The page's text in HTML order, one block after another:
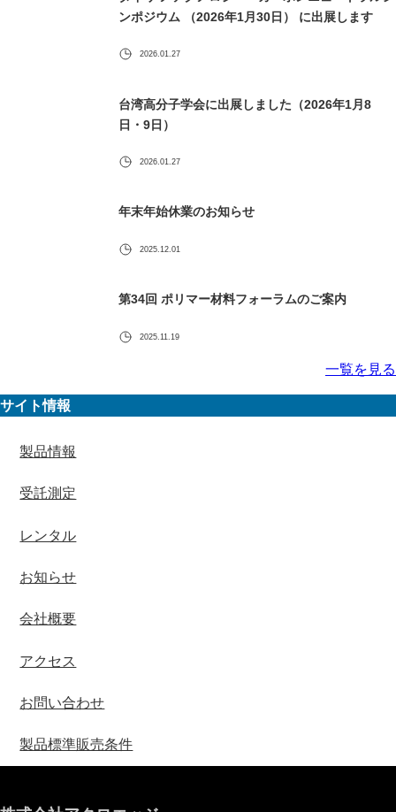
ンポジウム （2026年1月30日） に出展します
2026.01.27
台湾高分子学会に出展しました（2026年1月8
日・9日）
2026.01.27
年末年始休業のお知らせ
2025.12.01
第34回 ポリマー材料フォーラムのご案内
2025.11.19
一覧を見る
サイト情報
製品情報
受託測定
レンタル
お知らせ
会社概要
アクセス
お問い合わせ
製品標準販売条件